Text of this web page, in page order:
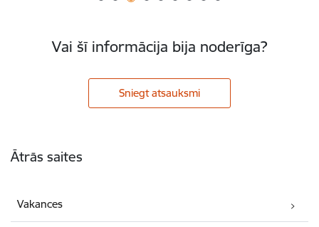
Vai šī informācija bija noderīga?
Sniegt atsauksmi
Ātrās saites
Vakances